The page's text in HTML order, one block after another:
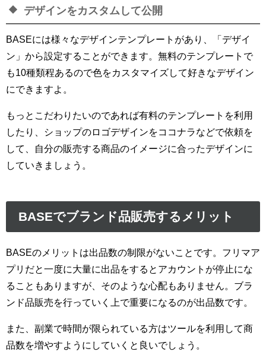
デザインをカスタムして公開
BASEには様々なデザインテンプレートがあり、「デザイ
ン」から設定することができます。無料のテンプレートで
も10種類程あるので色をカスタマイズして好きなデザイン
にできますよ。
もっとこだわりたいのであれば有料のテンプレートを利用
したり、ショップのロゴデザインをココナラなどで依頼を
して、自分の販売する商品のイメージに合ったデザインに
していきましょう。
BASEでブランド品販売するメリット
BASEのメリットは出品数の制限がないことです。フリマア
プリだと一度に大量に出品をするとアカウントが停止にな
ることもありますが、そのような心配もありません。ブラ
ンド品販売を行っていく上で重要になるのが出品数です。
また、副業で時間が限られている方はツールを利用して商
品数を増やすようにしていくと良いでしょう。